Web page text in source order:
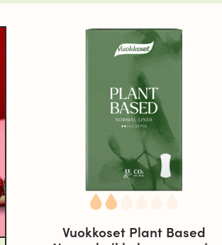
Vuokkoset Plant Based